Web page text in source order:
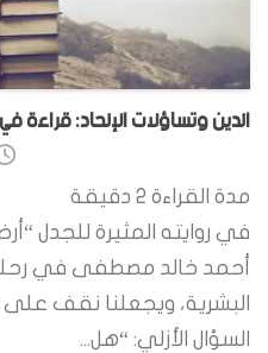
الدين وتساؤلات الإلحاد: قراءة
مدة القراءة 2 دقيقة
في روايته المثيرة للجدل
أحمد خالد مصطفى في
البشرية، ويجعلنا نقف
السؤال الأزلي: “هل...